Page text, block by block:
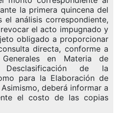
la primera quincena del
el análisis correspondiente,
el acto impugnado y
obligado a proporcionar
directa, conforme a
en Materia de
de la
para la Elaboración de
deberá informar a
el costo de las copias